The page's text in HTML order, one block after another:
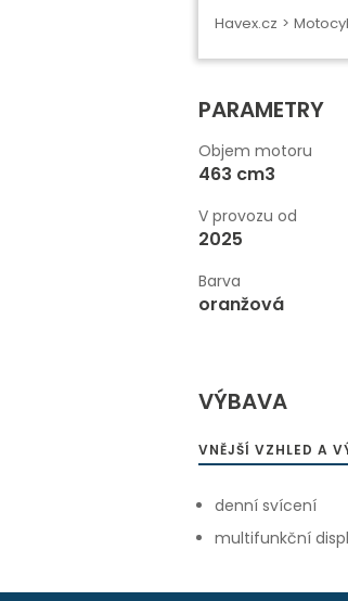
Havex.cz >
PARAMETRY
Objem motoru
463 cm3
V provozu od
2025
Barva
oranžová
VÝBAVA
VNĚJŠÍ VZHLED A
denní svícení
multifunkční